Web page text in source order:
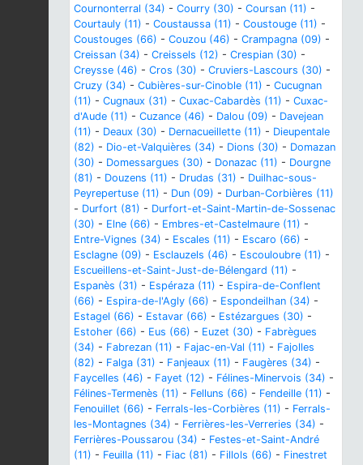
Cournonterral (34) - Courry (30) - Coursan (11) -
Courtauly (11) - Coustaussa (11) - Coustouge (11) -
Coustouges (66) - Couzou (46) - Crampagna (09) -
Creissan (34) - Creissels (12) - Crespian (30) -
Creysse (46) - Cros (30) - Cruviers-Lascours (30) -
Cruzy (34) - Cubières-sur-Cinoble (11) - Cucugnan
(11) - Cugnaux (31) - Cuxac-Cabardès (11) - Cuxac-
d'Aude (11) - Cuzance (46) - Dalou (09) - Davejean
(11) - Deaux (30) - Dernacueillette (11) - Dieupentale
(82) - Dio-et-Valquières (34) - Dions (30) - Domazan
(30) - Domessargues (30) - Donazac (11) - Dourgne
(81) - Douzens (11) - Drudas (31) - Duilhac-sous-
Peyrepertuse (11) - Dun (09) - Durban-Corbières (11)
- Durfort (81) - Durfort-et-Saint-Martin-de-Sossenac
(30) - Elne (66) - Embres-et-Castelmaure (11) -
Entre-Vignes (34) - Escales (11) - Escaro (66) -
Esclagne (09) - Esclauzels (46) - Escouloubre (11) -
Escueillens-et-Saint-Just-de-Bélengard (11) -
Espanès (31) - Espéraza (11) - Espira-de-Conflent
(66) - Espira-de-l'Agly (66) - Espondeilhan (34) -
Estagel (66) - Estavar (66) - Estézargues (30) -
Estoher (66) - Eus (66) - Euzet (30) - Fabrègues
(34) - Fabrezan (11) - Fajac-en-Val (11) - Fajolles
(82) - Falga (31) - Fanjeaux (11) - Faugères (34) -
Faycelles (46) - Fayet (12) - Félines-Minervois (34) -
Félines-Termenès (11) - Felluns (66) - Fendeille (11) -
Fenouillet (66) - Ferrals-les-Corbières (11) - Ferrals-
les-Montagnes (34) - Ferrières-les-Verreries (34) -
Ferrières-Poussarou (34) - Festes-et-Saint-André
(11) - Feuilla (11) - Fiac (81) - Fillols (66) - Finestret